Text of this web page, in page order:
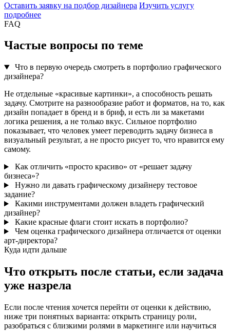
Оставить заявку на подбор дизайнера Изучить услугу
подробнее
FAQ
Частые вопросы по теме
Что в первую очередь смотреть в портфолио графического
дизайнера?
Не отдельные «красивые картинки», а способность решать
задачу. Смотрите на разнообразие работ и форматов, на то, как
дизайн попадает в бренд и в бриф, и есть ли за макетами
логика решения, а не только вкус. Сильное портфолио
показывает, что человек умеет переводить задачу бизнеса в
визуальный результат, а не просто рисует то, что нравится ему
самому.
Как отличить «просто красиво» от «решает задачу
бизнеса»?
Нужно ли давать графическому дизайнеру тестовое
задание?
Какими инструментами должен владеть графический
дизайнер?
Какие красные флаги стоит искать в портфолио?
Чем оценка графического дизайнера отличается от оценки
арт-директора?
Куда идти дальше
Что открыть после статьи, если задача
уже назрела
Если после чтения хочется перейти от оценки к действию,
ниже три понятных варианта: открыть страницу роли,
разобраться с близкими ролями в маркетинге или научиться